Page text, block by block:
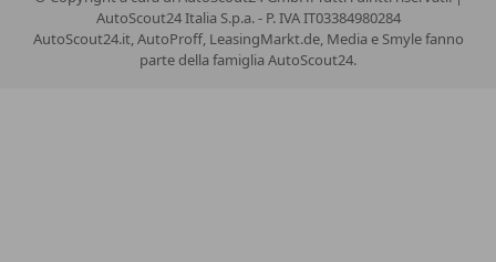
AutoScout24 Italia S.p.a. - P. IVA IT03384980284
AutoScout24.it, AutoProff, LeasingMarkt.de, Media e Smyle fanno
parte della famiglia AutoScout24.